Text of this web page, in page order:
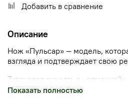
Добавить в сравнение
Описание
Нож «Пульсар» — модель,
взгляда и подтверждает свою
Титановая рукоять с
плотно, а ее цвет меняется от
Показать полностью